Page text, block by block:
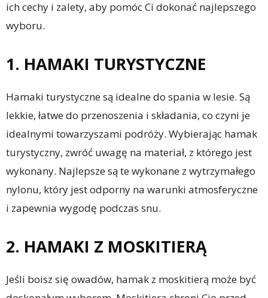
ich cechy i zalety, aby pomóc Ci dokonać najlepszego
wyboru.
1. HAMAKI TURYSTYCZNE
Hamaki turystyczne są idealne do spania w lesie. Są
lekkie, łatwe do przenoszenia i składania, co czyni je
idealnymi towarzyszami podróży. Wybierając hamak
turystyczny, zwróć uwagę na materiał, z którego jest
wykonany. Najlepsze są te wykonane z wytrzymałego
nylonu, który jest odporny na warunki atmosferyczne
i zapewnia wygodę podczas snu.
2. HAMAKI Z MOSKITIERĄ
Jeśli boisz się owadów, hamak z moskitierą może być